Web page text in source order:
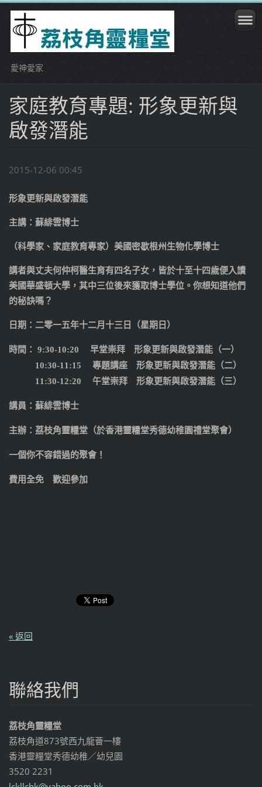
愛神愛家
家庭教育專題: 形象更新與
啟發潛能
2015-12-06 00:45
形象更新與啟發潛能
主講：蘇緋雲博士
（科學家、家庭教育專家） 美國密歇根州生物化學博士
講者與丈夫何仲柯醫生育有四名子女，皆於十至十四歲便入讀
美國華盛頓大學，其中三位後來獲取博士學位。你想知道他們
的秘訣嗎？
日期：二零一五年十二月十三日（星期日）
時間： 9:30-10:20 早堂崇拜 形象更新與啟發潛能（一）
10:30-11:15 專題講座 形象更新與啟發潛能（二）
11:30-12:20 午堂崇拜 形象更新與啟發潛能（三）
講員：蘇緋雲博士
主辦：荔枝角靈糧堂（於香港靈糧堂秀德幼稚園禮堂聚會）
一個你不容錯過的聚會！
費用全免 歡迎參加
« 返回
聯絡我們
荔枝角靈糧堂
荔枝角道873號西九龍薈一樓
香港靈糧堂秀德幼稚／幼兒園
3520 2231